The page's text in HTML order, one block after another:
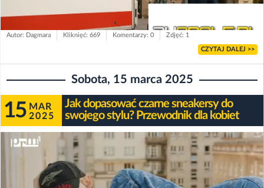
Autor: Dagmara Kliknięć: 669 Komentarzy: 0 Zdjęć: 1
CZYTAJ DALEJ >>
Sobota, 15 marca 2025
15 MAR
2025
Jak dopasować czarne sneakersy do
swojego stylu? Przewodnik dla kobiet